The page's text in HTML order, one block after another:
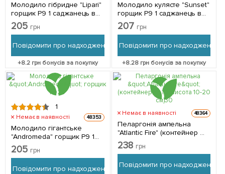
Молодило гібридне "Lipari"
горщик Р9 1 саджанець в
упаковці
205 грн
Повідомити про надходження
+8.2 грн бонусів за покупку
Молодило кулясте "Sunset"
горщик Р9 1 саджанець в
упаковці
207 грн
Повідомити про надходження
+8.28грн бонусів за покупку
1
Немає в наявності 48353
Молодило гігантське
"Andromeda" горщик Р9 1
саджанець в упаковці
205 грн
Повідомити про надходження
Немає в наявності 48364
Пеларгонія ампельна
"Atlantic Fire" (контейнер №
10, висота 10-20 см) 1
саджанець в упаковці
238 грн
Повідомити про надходження